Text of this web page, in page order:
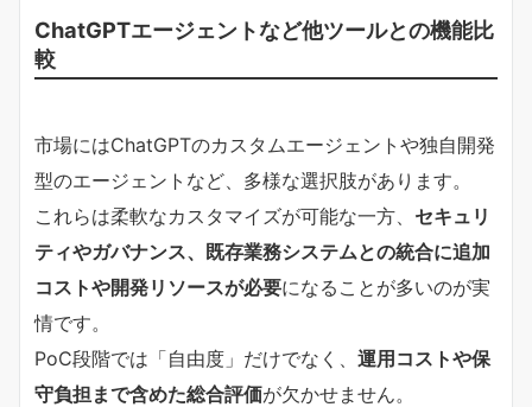
ChatGPTエージェントなど他ツールとの機能比
較
市場にはChatGPTのカスタムエージェントや独自開発
型のエージェントなど、多様な選択肢があります。
これらは柔軟なカスタマイズが可能な一方、 セキュリ
ティやガバナンス、既存業務システムとの統合に追加
コストや開発リソースが必要になることが多いのが実
情です。
PoC段階では「自由度」だけでなく、 運用コストや保
守負担まで含めた総合評価が欠かせません。